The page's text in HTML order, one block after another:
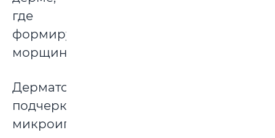
где
формируются
морщины.
Дерматологи
подчеркивают:
микроиглы